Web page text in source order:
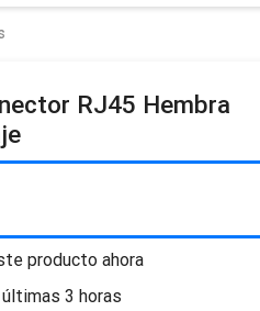
RJ45 Hembra
producto ahora
3 horas